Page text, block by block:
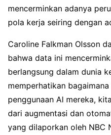
mencerminkan adanya
pola kerja seiring dengan
Caroline Falkman Olsson
bahwa data ini
berlangsung dalam dunia
memperhatikan
penggunaan AI mereka,
dari augmentasi dan
yang dilaporkan oleh NBC